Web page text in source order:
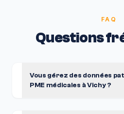
FAQ
Questions
Vous gérez des données
PME médicales à Vichy ?